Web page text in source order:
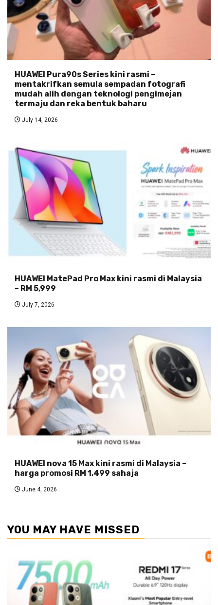
HUAWEI Pura90s Series kini rasmi –
mentakrifkan semula sempadan fotografi
mudah alih dengan teknologi pengimejan
termaju dan reka bentuk baharu
July 14, 2026
HUAWEI MatePad Pro Max kini rasmi di Malaysia
– RM 5,999
July 7, 2026
HUAWEI nova 15 Max kini rasmi di Malaysia –
harga promosi RM 1,499 sahaja
June 4, 2026
YOU MAY HAVE MISSED